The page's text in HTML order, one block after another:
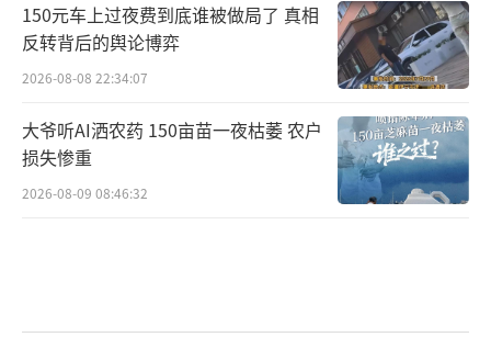
150元车上过夜费到底谁被做局了 真相
反转背后的舆论博弈
2026-08-08 22:34:07
大爷听AI洒农药 150亩苗一夜枯萎 农户
损失惨重
2026-08-09 08:46:32